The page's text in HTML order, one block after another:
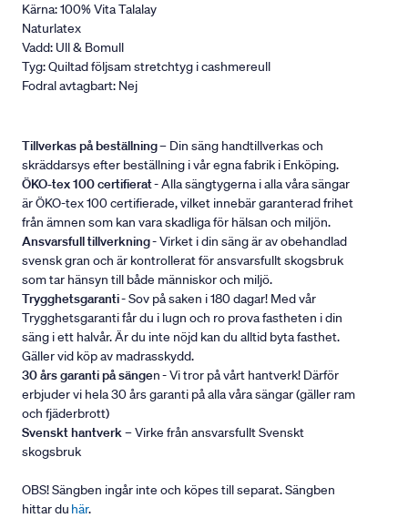
Kärna: 100% Vita Talalay
Naturlatex
Vadd: Ull & Bomull
Tyg: Quiltad följsam stretchtyg i cashmereull
Fodral avtagbart: Nej
Tillverkas på beställning– Din säng handtillverkas och
skräddarsys efter beställning i vår egna fabrik i Enköping.
ÖKO-tex 100 certifierat- Alla sängtygerna i alla våra sängar
är ÖKO-tex 100 certifierade, vilket innebär garanterad frihet
från ämnen som kan vara skadliga för hälsan och miljön.
Ansvarsfull tillverkning- Virket i din säng är av obehandlad
svensk gran och är kontrollerat för ansvarsfullt skogsbruk
som tar hänsyn till både människor och miljö.
Trygghetsgaranti- Sov på saken i 180 dagar! Med vår
Trygghetsgaranti får du i lugn och ro prova fastheten i din
säng i ett halvår. Är du inte nöjd kan du alltid byta fasthet.
Gäller vid köp av madrasskydd.
30 års garanti på sängen - Vi tror på vårt hantverk! Därför
erbjuder vi hela 30 års garanti på alla våra sängar (gäller ram
och fjäderbrott)
Svenskt hantverk– Virke från ansvarsfullt Svenskt
skogsbruk
OBS! Sängben ingår inte och köpes till separat. Sängben
hittar du här.